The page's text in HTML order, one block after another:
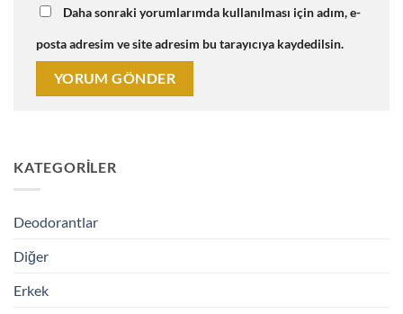
Daha sonraki yorumlarımda kullanılması için adım, e-
posta adresim ve site adresim bu tarayıcıya kaydedilsin.
KATEGORILER
Deodorantlar
Diğer
Erkek